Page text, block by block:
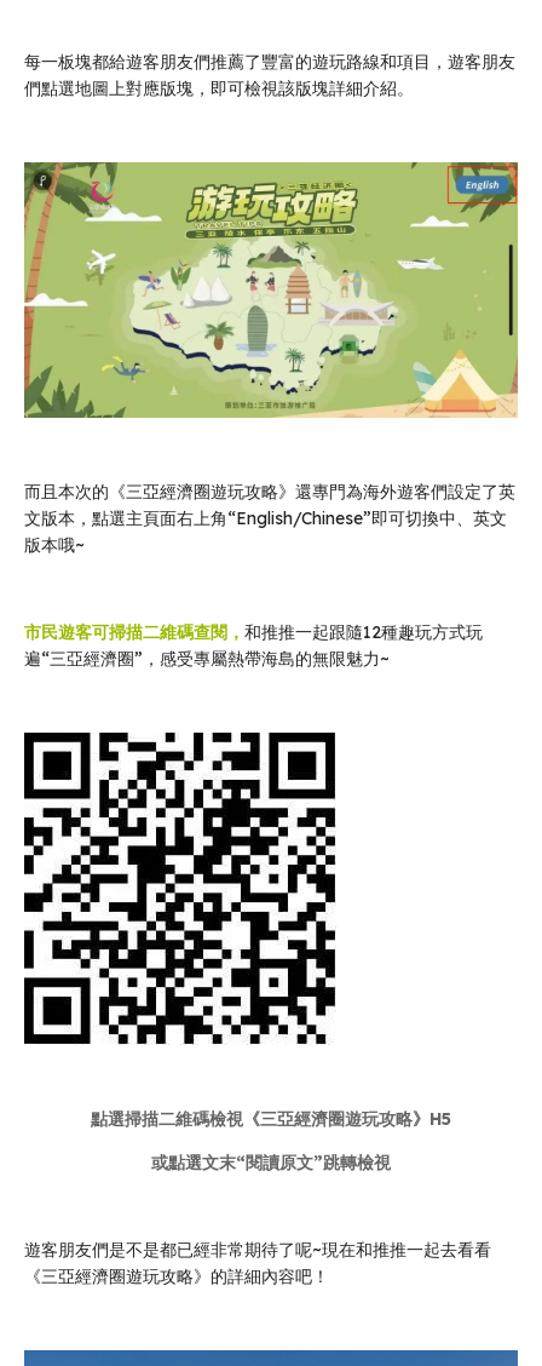
每一板塊都給遊客朋友們推薦了豐富的遊玩路線和項目，遊客朋友
們點選地圖上對應版塊，即可檢視該版塊詳細介紹。
而且本次的《三亞經濟圈遊玩攻略》還專門為海外遊客們設定了英
文版本，點選主頁面右上角“English/Chinese”即可切換中、英文
版本哦~
市民遊客可掃描二維碼查閱， 和推推一起跟隨12種趣玩方式玩
遍“三亞經濟圈”，感受專屬熱帶海島的無限魅力~
點選掃描二維碼檢視《三亞經濟圈遊玩攻略》H5
或點選文末“閱讀原文”跳轉檢視
遊客朋友們是不是都已經非常期待了呢~現在和推推一起去看看
《三亞經濟圈遊玩攻略》的詳細內容吧！